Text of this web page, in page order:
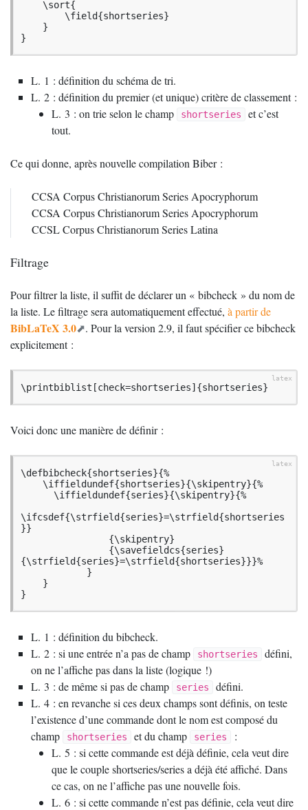
}
L. 1 : définition du schéma de tri.
L. 2 : définition du premier (et unique) critère de classement :
L. 3 : on trie selon le champ
shortseries
et c’est
tout.
Ce qui donne, après nouvelle compilation Biber :
CCSA Corpus Christianorum Series Apocryphorum
CCSA Corpus Christianorum Series Apocryphorum
CCSLCorpus Christianorum Series Latina
Filtrage
Pour filtrer la liste, il suffit de déclarer un « bibcheck » du nom de
la liste. Le filtrage sera automatiquement effectué, à partir de
BibLaTeX 3.0
. Pour la version 2.9, il faut spécifier ce bibcheck
explicitement :
\printbiblist[check=shortseries]{shortseries}
Voici donc une manière de définir :
\defbibcheck{shortseries}{%
\ifcsdef{\strfield{series}=\strfield{shortseries
}}
{\strfield{series}=\strfield{shortseries}}}%
}
L. 1 : définition du bibcheck.
L. 2 : si une entrée n’a pas de champ
shortseries
défini,
on ne l’affiche pas dans la liste (logique !)
L. 3 : de même si pas de champ
series
défini.
L. 4 : en revanche si ces deux champs sont définis, on teste
l’existence d’une commande dont le nom est composé du
champ
shortseries et du champ series
:
L. 5 : si cette commande est déjà définie, cela veut dire
que le couple shortseries/series a déjà été affiché. Dans
ce cas, on ne l’affiche pas une nouvelle fois.
L. 6 : si cette commande n’est pas définie, cela veut dire